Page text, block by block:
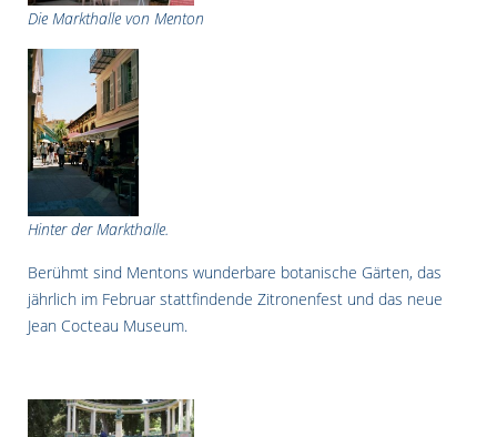
Die Markthalle von Menton
Hinter der Markthalle.
Berühmt sind Mentons wunderbare botanische Gärten, das
jährlich im Februar stattfindende Zitronenfest und das neue
Jean Cocteau Museum.